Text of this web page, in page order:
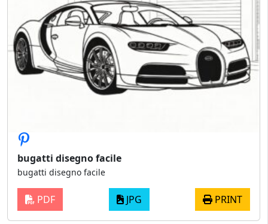
bugatti disegno facile
bugatti disegno facile
PDF JPG PRINT